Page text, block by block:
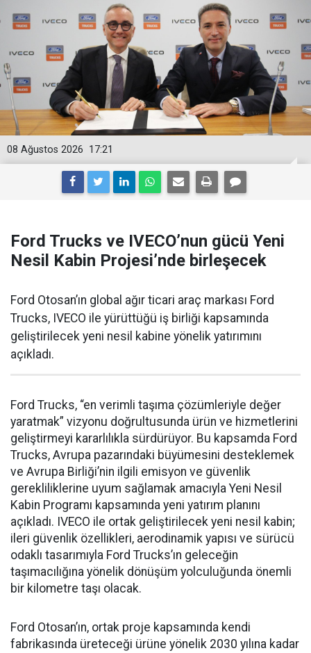
17:21
08 Ağustos 2026
Ford Trucks ve IVECO’nun gücü Yeni
Nesil Kabin Projesi’nde birleşecek
Ford Otosan’ın global ağır ticari araç markası Ford
Trucks, IVECO ile yürüttüğü iş birliği kapsamında
geliştirilecek yeni nesil kabine yönelik yatırımını
açıkladı.
Ford Trucks, “en verimli taşıma çözümleriyle değer
yaratmak” vizyonu doğrultusunda ürün ve hizmetlerini
geliştirmeyi kararlılıkla sürdürüyor. Bu kapsamda Ford
Trucks, Avrupa pazarındaki büyümesini desteklemek
ve Avrupa Birliği’nin ilgili emisyon ve güvenlik
gerekliliklerine uyum sağlamak amacıyla Yeni Nesil
Kabin Programı kapsamında yeni yatırım planını
açıkladı. IVECO ile ortak geliştirilecek yeni nesil kabin;
ileri güvenlik özellikleri, aerodinamik yapısı ve sürücü
odaklı tasarımıyla Ford Trucks’ın geleceğin
taşımacılığına yönelik dönüşüm yolculuğunda önemli
bir kilometre taşı olacak.
Ford Otosan’ın, ortak proje kapsamında kendi
fabrikasında üreteceği ürüne yönelik 2030 yılına kadar